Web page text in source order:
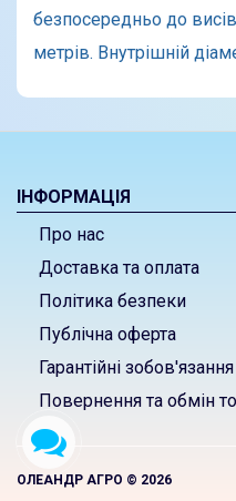
безпосередньо до
метрів. Внутрішній
ІНФОРМАЦІЯ
Про нас
Доставка та оплата
Політика безпеки
Публічна оферта
Гарантійні зобов'язання
Повернення та обмін
ОЛЕАНДР АГРО © 2026